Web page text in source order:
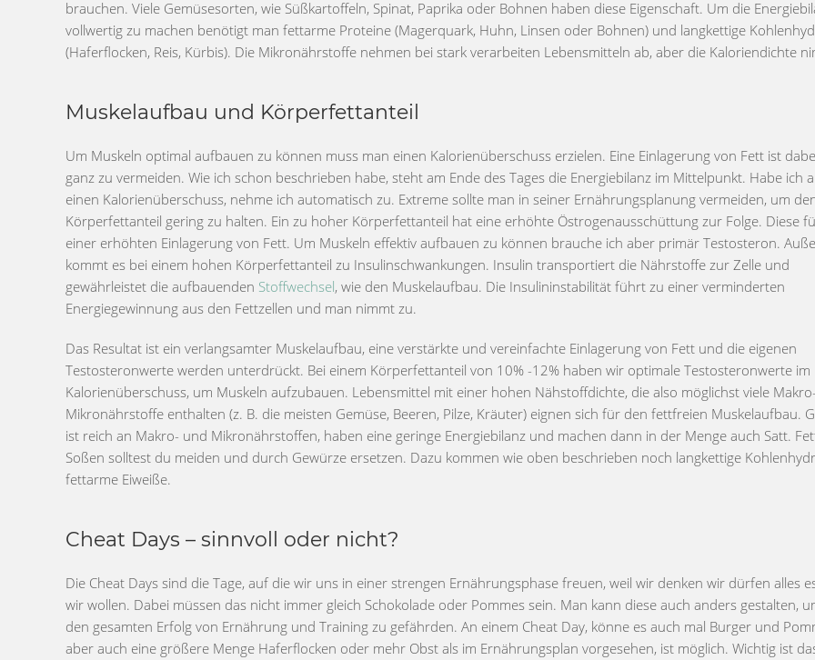
brauchen. Viele Gemüsesorten, wie Süßkartoffeln, Spinat, Paprika oder Bohnen haben diese Eigenschaft. Um die
vollwertig zu machen benötigt man fettarme Proteine (Magerquark, Huhn, Linsen oder Bohnen) und langkettige
(Haferflocken, Reis, Kürbis). Die Mikronährstoffe nehmen bei stark verarbeiten Lebensmitteln ab, aber die Kaloriendichte
Muskelaufbau und Körperfettanteil
Um Muskeln optimal aufbauen zu können muss man einen Kalorienüberschuss erzielen. Eine Einlagerung von Fett ist
ganz zu vermeiden. Wie ich schon beschrieben habe, steht am Ende des Tages die Energiebilanz im Mittelpunkt. Habe ich
einen Kalorienüberschuss, nehme ich automatisch zu. Extreme sollte man in seiner Ernährungsplanung vermeiden, um
Körperfettanteil gering zu halten. Ein zu hoher Körperfettanteil hat eine erhöhte Östrogenausschüttung zur Folge. Diese
einer erhöhten Einlagerung von Fett. Um Muskeln effektiv aufbauen zu können brauche ich aber primär Testosteron.
kommt es bei einem hohen Körperfettanteil zu Insulinschwankungen. Insulin transportiert die Nährstoffe zur Zelle und
gewährleistet die aufbauenden Stoffwechsel, wie den Muskelaufbau. Die Insulininstabilität führt zu einer verminderten
Energiegewinnung aus den Fettzellen und man nimmt zu.
Das Resultat ist ein verlangsamter Muskelaufbau, eine verstärkte und vereinfachte Einlagerung von Fett und die eigenen
Testosteronwerte werden unterdrückt. Bei einem Körperfettanteil von 10% -12% haben wir optimale Testosteronwerte im
Kalorienüberschuss, um Muskeln aufzubauen. Lebensmittel mit einer hohen Nähstoffdichte, die also möglichst viele
Mikronährstoffe enthalten (z. B. die meisten Gemüse, Beeren, Pilze, Kräuter) eignen sich für den fettfreien Muskelaufbau.
ist reich an Makro- und Mikronährstoffen, haben eine geringe Energiebilanz und machen dann in der Menge auch Satt.
Soßen solltest du meiden und durch Gewürze ersetzen. Dazu kommen wie oben beschrieben noch langkettige
fettarme Eiweiße.
Cheat Days – sinnvoll oder nicht?
Die Cheat Days sind die Tage, auf die wir uns in einer strengen Ernährungsphase freuen, weil wir denken wir dürfen alles
wir wollen. Dabei müssen das nicht immer gleich Schokolade oder Pommes sein. Man kann diese auch anders gestalten,
den gesamten Erfolg von Ernährung und Training zu gefährden. An einem Cheat Day, könne es auch mal Burger und
aber auch eine größere Menge Haferflocken oder mehr Obst als im Ernährungsplan vorgesehen, ist möglich. Wichtig ist